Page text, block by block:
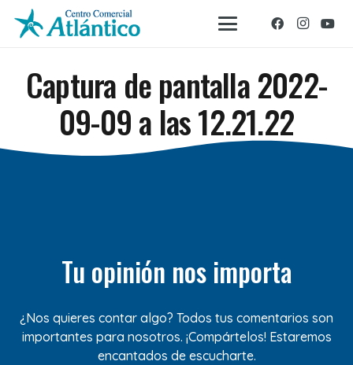
Captura de pantalla 2022-
09-09 a las 12.21.22
Tu opinión nos importa
¿Nos quieres contar algo? Todos tus comentarios son
importantes para nosotros. ¡Compártelos! Estaremos
encantados de escucharte.